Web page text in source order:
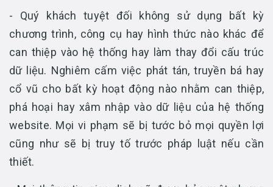
- Quý khách tuyệt đối không sử dụng bất kỳ
chương trình, công cụ hay hình thức nào khác để
can thiệp vào hệ thống hay làm thay đổi cấu trúc
dữ liệu. Nghiêm cấm việc phát tán, truyền bá hay
cổ vũ cho bất kỳ hoạt động nào nhằm can thiệp,
phá hoại hay xâm nhập vào dữ liệu của hệ thống
website. Mọi vi phạm sẽ bị tước bỏ mọi quyền lợi
cũng như sẽ bị truy tố trước pháp luật nếu cần
thiết.